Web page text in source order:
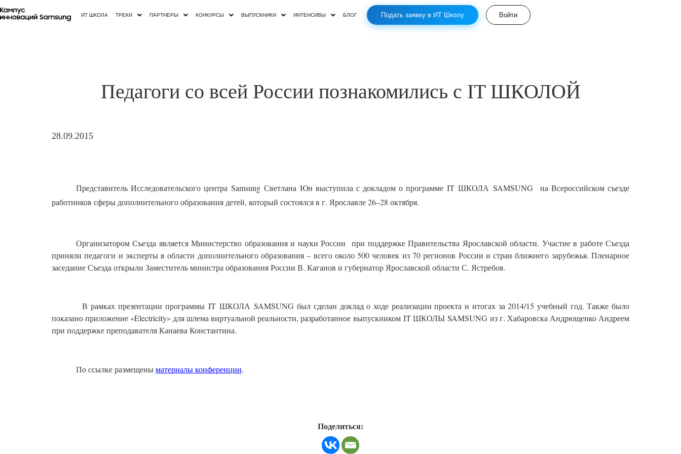
ИТ ШКОЛА ТРЕКИ ПАРТНЕРЫ КОНКУРСЫ ВЫПУСКНИКИ ИНТЕНСИВЫ БЛОГ Подать заявку в ИТ Школу Войти
Педагоги со всей России познакомились с IT ШКОЛОЙ
28.09.2015
Представитель Исследовательского центраSamsungСветлана Юн выступила с докладом о программеITШКОЛА SAMSUNG на Всероссийском съезде
работников сферы дополнительного образования детей, который состоялся в г. Ярославле 26–28 октября.
Организатором Съезда является Министерство образования и науки России при поддержке Правительства Ярославской области. Участие в работе Съезда
приняли педагоги и эксперты в области дополнительного образования – всего около 500 человек из 70 регионов России и стран ближнего зарубежья. Пленарное
заседание Съезда открыли Заместитель министра образования России В. Каганов и губернатор Ярославской области С. Ястребов.
В рамках презентации программыIT ШКОЛА SAMSUNGбыл сделан доклад о ходе реализации проекта и итогах за 2014/15 учебный год. Также было
показано приложение «Electricity» для шлема виртуальной реальности, разработанное выпускником IT ШКОЛЫ SAMSUNGиз г. Хабаровска Андрющенко Андреем
при поддержке преподавателя Канаева Константина.
По ссылке размещеныматериалы конференции.
Поделиться: